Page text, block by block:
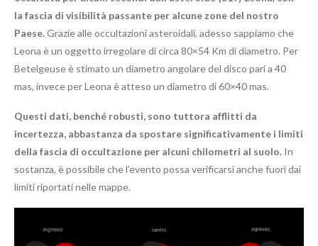
la fascia di visibilità passante per alcune zone del nostro
Paese.Grazie alle occultazioni asteroidali, adesso sappiamo che
Leona è un oggetto irregolare di circa 80×54 Km di diametro. Per
Betelgeuse è stimato un diametro angolare del disco pari a 40
mas, invece per Leona è atteso un diametro di 60×40 mas.
Questi dati, benché robusti, sono tuttora afflitti da
incertezza, abbastanza da spostare significativamente i limiti
della fascia di occultazione per alcuni chilometri al suolo. In
sostanza, è possibile che l’evento possa verificarsi anche fuori dai
limiti riportati nelle mappe.